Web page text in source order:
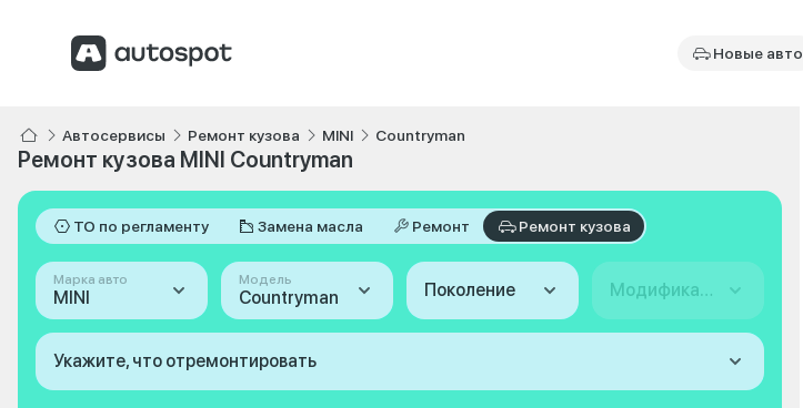
Новые авто
Автосервисы Ремонт кузова MINI Countryman
Ремонт кузова MINI Countryman
ТО по регламенту Замена масла Ремонт Ремонт кузова
Марка авто
MINI
Модель
Countryman Поколение Модификация
Укажите, что отремонтировать